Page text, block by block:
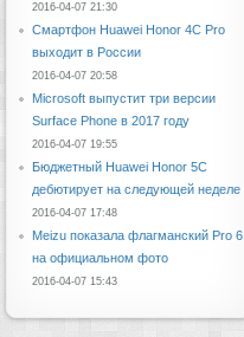
2016-04-07 21:30
Смартфон Huawei Honor 4C Pro
выходит в России
2016-04-07 20:58
Microsoft выпустит три версии
Surface Phone в 2017 году
2016-04-07 19:55
Бюджетный Huawei Honor 5C
дебютирует на следующей неделе
2016-04-07 17:48
Meizu показала флагманский Pro 6
на официальном фото
2016-04-07 15:43